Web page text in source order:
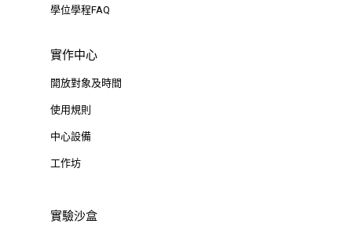
學位學程FAQ
實作中心
開放對象及時間
使用規則
中心設備
工作坊
實驗沙盒